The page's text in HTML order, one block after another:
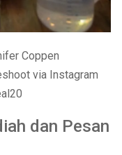
Coppen
via Instagram
dan Pesan